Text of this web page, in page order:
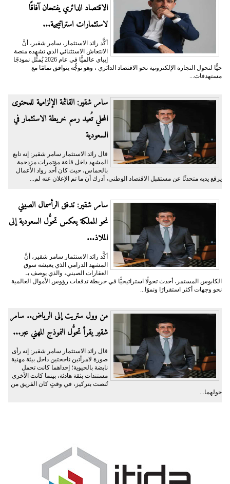
الاقتصاد الدائري يفتحان آفاقًا
لاستثمارات استراتيجية...
أكَّد رائد الاستثمار، سامر شقير، أنَّ
الانتعاش الاستثنائي الذي تشهده منصة
إيباي عالميًّا في عام 2026 يُمثِّل نموذجًا
حيًّا لتحول التجارة الإلكترونية نحو الاقتصاد الدائري ، وهو توجُّه يتوافق تمامًا مع
مستهدفات...
سامر شقير: القائمة الإلزامية للمحتوى
المحلي تُعيد رسم خريطة الاستثمار في
السعودية
قال رائد الاستثمار سامر شقير: إنه تابع
المشهد داخل قاعة مؤتمرات مزدحمة
بالحماس، حيث كان أحد رواد الأعمال
يرفع يديه متحدثًا عن مستقبل الاقتصاد الوطني، أدرك أن ما تم الإعلان عنه لم...
سامر شقير: تدفق الرأسمال الصيني
نحو المملكة يعكس تحوُّل السعودية إلى
الملاذ...
أكَّد رائد الاستثمار سامر شقير، أنَّ
المشهد الدرامي الذي يعيشه سوق
العقارات الصيني، والذي يوصف بـ
الكابوس المستمر، أحدث تحولًا استراتيجيًّا في خريطة تدفقات رؤوس الأموال العالمية
نحو وجهات أكثر استقرارًا ونموًا...
من وول ستريت إلى الرياض.. سامر
شقير يقرأ تحوُّل النموذج المهني عبر...
قال رائد الاستثمار سامر شقير: إنه رأى
صورة لامرأتين ناجحتين داخل بيئة مهنية
نابضة بالحيوية؛ إحداهما كانت تحمل
مستندات بثقة هادئة، بينما كانت الأخرى
تُنصت بتركيز، في وقتٍ كان الفريق من
حولهما...